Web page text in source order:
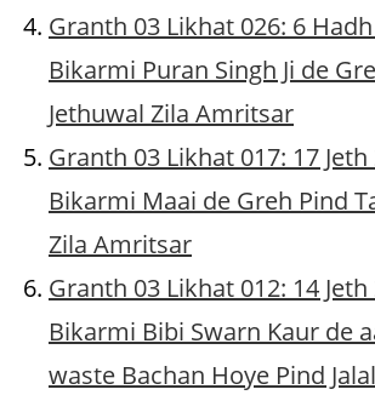
Granth 03 Likhat 026: 6
Bikarmi Puran Singh Ji de
Jethuwal Zila Amritsar
Granth 03 Likhat 017: 17 Jeth
Bikarmi Maai de Greh Pind
Zila Amritsar
Granth 03 Likhat 012: 14 Jeth
Bikarmi Bibi Swarn Kaur de
waste Bachan Hoye Pind